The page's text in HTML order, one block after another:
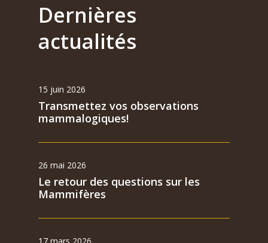
Dernières
actualités
15 juin 2026
Transmettez vos observations
mammalogiques!
26 mai 2026
Le retour des questions sur les
Mammifères
17 mars 2026